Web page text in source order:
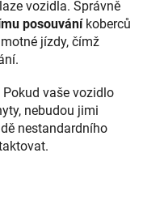
vozidla. Správně
posouváníkoberců
jízdy, čímž
vaše vozidlo
nebudou jimi
nestandardního